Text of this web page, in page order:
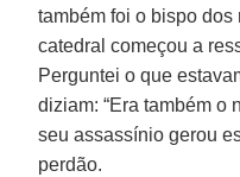
também foi o bispo dos
catedral começou a
Perguntei o que
diziam: “Era também o
seu assassínio gerou
perdão.